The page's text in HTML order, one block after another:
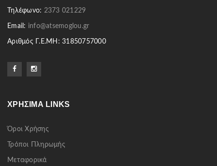
Τηλέφωνο: 2373 021229
Email: info@atsemoglou.gr
Αριθμός Γ.Ε.ΜΗ: 31850757000
ΧΡΉΣΙΜΑ LINKS
Όροι Χρήσης
Τρόποι Πληρωμής
Μεταφορικά